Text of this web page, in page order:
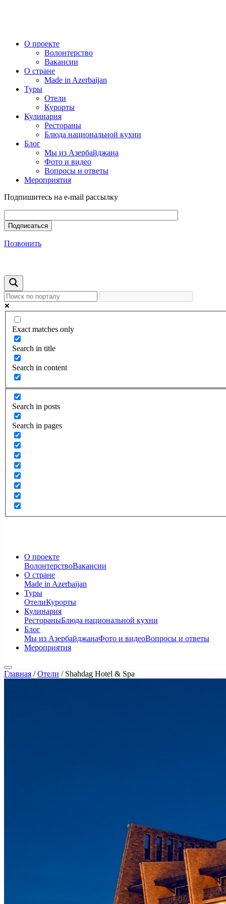
О проекте
Волонтерство
Вакансии
О стране
Made in Azerbaijan
Туры
Отели
Курорты
Кулинария
Рестораны
Блюда национальной кухни
Блог
Мы из Азербайджана
Фото и видео
Вопросы и ответы
Мероприятия
Подпишитесь на e-mail рассылку
Позвонить
Exact matches only
Search in title
Search in content
Search in posts
Search in pages
О проекте
ВолонтерствоВакансии
О стране
Made in Azerbaijan
Туры
ОтелиКурорты
Кулинария
РестораныБлюда национальной кухни
Блог
Мы из АзербайджанаФото и видеоВопросы и ответы
Мероприятия
Главная /Отели / Shahdag Hotel & Spa